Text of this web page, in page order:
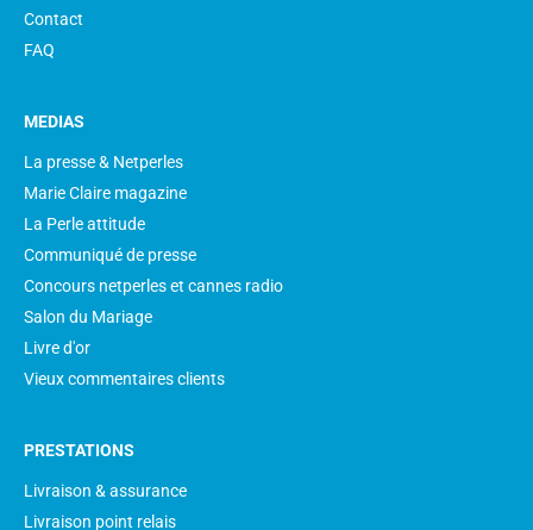
Contact
FAQ
MEDIAS
La presse & Netperles
Marie Claire magazine
La Perle attitude
Communiqué de presse
Concours netperles et cannes radio
Salon du Mariage
Livre d'or
Vieux commentaires clients
PRESTATIONS
Livraison & assurance
Livraison point relais